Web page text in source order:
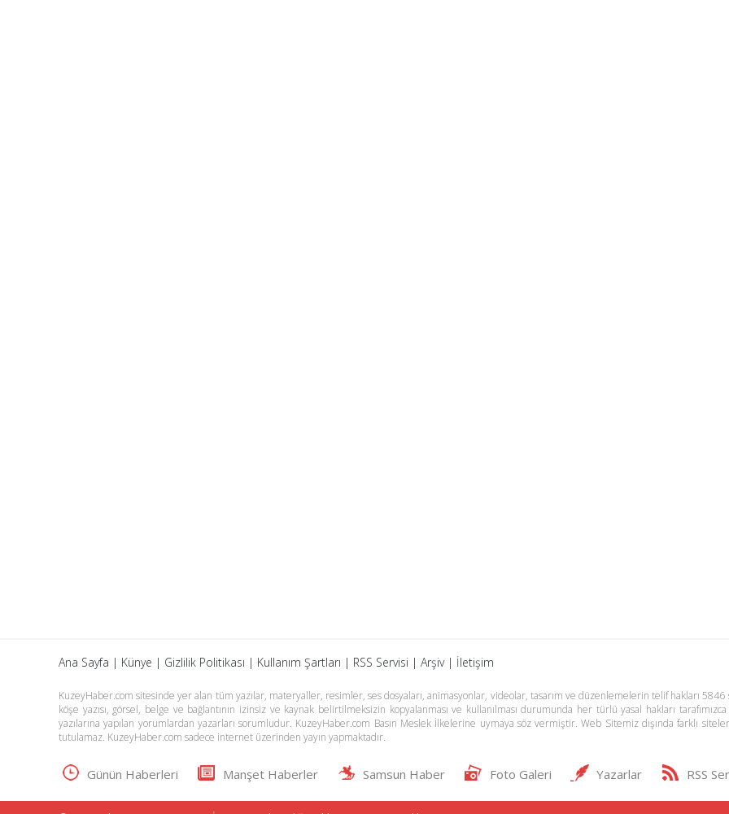
Ana Sayfa | Künye | Gizlilik Politikası | Kullanım Şartları | RSS Servisi | Arşiv| İletişim
KuzeyHaber.com sitesinde yer alan tüm yazılar, materyaller, resimler, ses dosyaları, animasyonlar, videolar, tasarım ve düzenlemelerin telif hakları
köşe yazısı, görsel, belge ve bağlantının izinsiz ve kaynak belirtilmeksizin kopyalanması ve kullanılması durumunda her türlü yasal hakları
yazılarına yapılan yorumlardan yazarları sorumludur. KuzeyHaber.com Basın Meslek İlkelerine uymaya söz vermiştir. Web Sitemiz dışında farklı
tutulamaz. KuzeyHaber.com sadece internet üzerinden yayın yapmaktadır.
Günün Haberleri Manşet Haberler Samsun Haber Foto Galeri Yazarlar RSS